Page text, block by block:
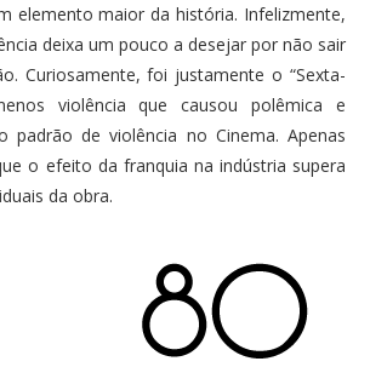
elemento maior da história. Infelizmente,
deixa um pouco a desejar por não sair
Curiosamente, foi justamente o “Sexta-
violência que causou polêmica e
padrão de violência no Cinema. Apenas
o efeito da franquia na indústria supera
da obra.